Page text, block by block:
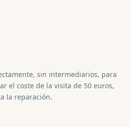
sin intermediarios, para
el coste de la visita de 50 euros,
la reparación.